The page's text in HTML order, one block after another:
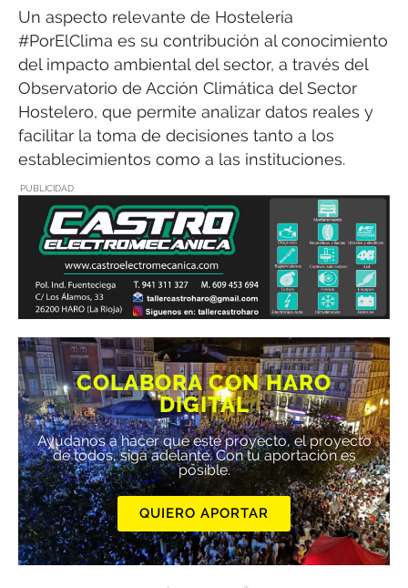
Un aspecto relevante de Hostelería
#PorElClima es su contribución al conocimiento
del impacto ambiental del sector, a través del
Observatorio de Acción Climática del Sector
Hostelero, que permite analizar datos reales y
facilitar la toma de decisiones tanto a los
establecimientos como a las instituciones.
PUBLICIDAD
COLABORA CON HARO
DIGITAL
Ayúdanos a hacer que este proyecto, el proyecto
de todos, siga adelante. Con tu aportación es
posible.
QUIERO APORTAR